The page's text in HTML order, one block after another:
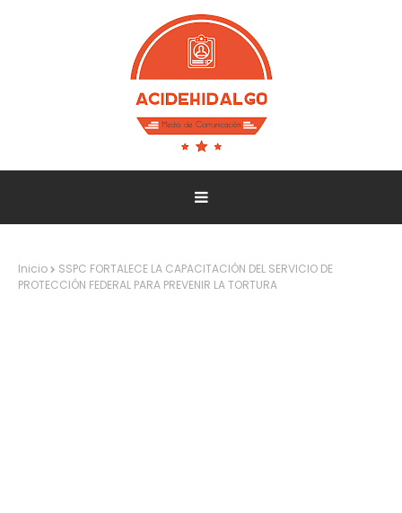
Inicio
SSPC FORTALECE LA CAPACITACIÓN DEL SERVICIO DE
PROTECCIÓN FEDERAL PARA PREVENIR LA TORTURA